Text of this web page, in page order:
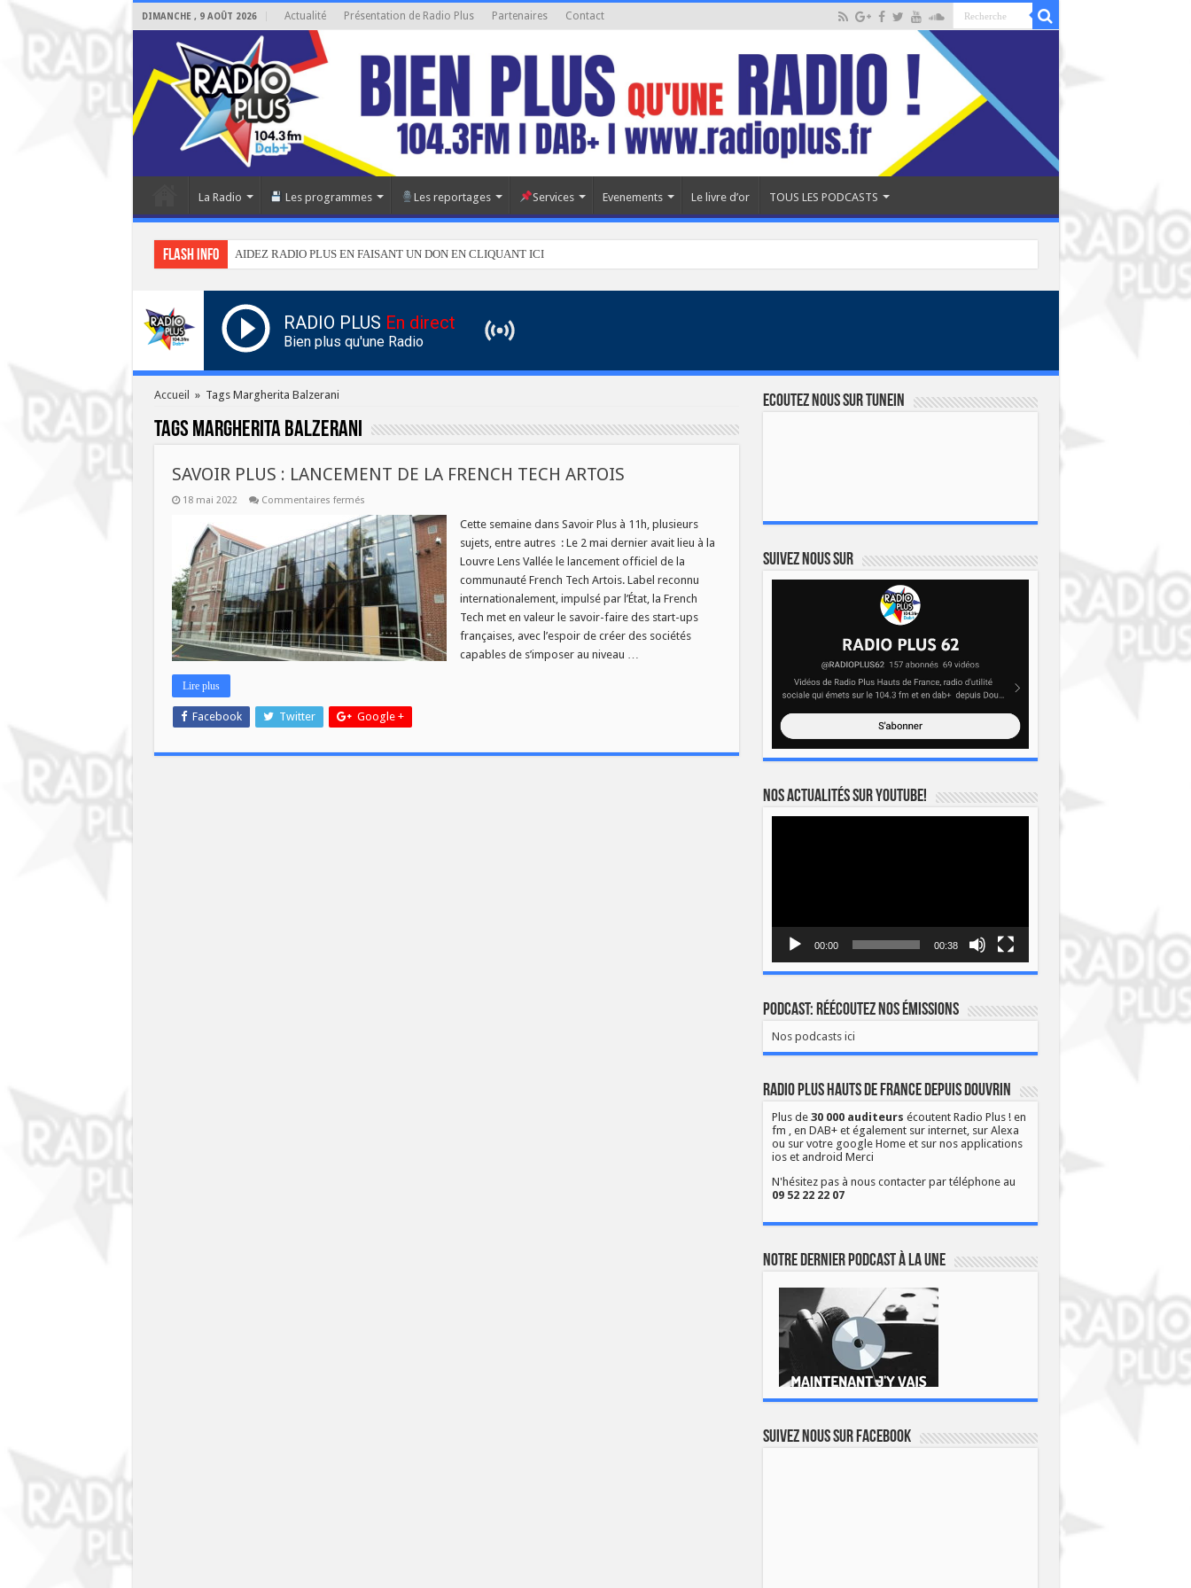
DIMANCHE , 9 AOÛT 2026 Actualité Présentation de Radio Plus Partenaires Contact
La Radio Les programmes Les reportages Services Evenements Le livre d’or TOUS LES PODCASTS
Flash info AIDEZ RADIO PLUS EN FAISANT UN DON EN CLIQUANT ICI
RADIO PLUS En direct
Bien plus qu'une Radio
Accueil » Tags Margherita Balzerani
Tags Margherita Balzerani
SAVOIR PLUS : LANCEMENT DE LA FRENCH TECH ARTOIS
18 mai 2022 Commentaires ferméssur
PLUS
:
LANCEMENT
DE
LA
FRENCH
TECH
ARTOIS
Cette semaine dans Savoir Plus à 11h, plusieurs
sujets, entre autres : Le 2 mai dernier avait lieu à la
Louvre Lens Vallée le lancement officiel de la
communauté French Tech Artois. Label reconnu
internationalement, impulsé par l’État, la French
Tech met en valeur le savoir-faire des start-ups
françaises, avec l’espoir de créer des sociétés
capables de s’imposer au niveau …
Lire plus
Facebook Twitter Google +
Ecoutez nous sur TuneIn
Suivez nous sur
Nos actualités sur YOUTUBE!
00:00 00:38
Podcast: Réécoutez nos émissions
Nos podcasts ici
Radio Plus Hauts de France depuis Douvrin
Plus de 30 000 auditeurs écoutent Radio Plus ! en
fm , en DAB+ et également sur internet, sur Alexa
ou sur votre google Home et sur nos applications
ios et android Merci
N'hésitez pas à nous contacter par téléphone au
09 52 22 22 07
Notre dernier podcast à la une
Suivez nous sur Facebook